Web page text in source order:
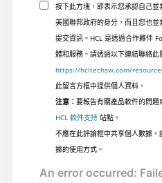
按下此方塊，即表示您承認自己
美國聯邦政府的身分，而且您也
提交資訊。HCL 是透過合作夥伴
體和服務。請透過以下連結聯絡此
https://hcltechsw.com/
此留言方框中提供個人資料。
注意： 要報告有關產品軟件的問
HCL 軟件支持站點。
不應在此評論框中共享個人數據。
據的使用方式。